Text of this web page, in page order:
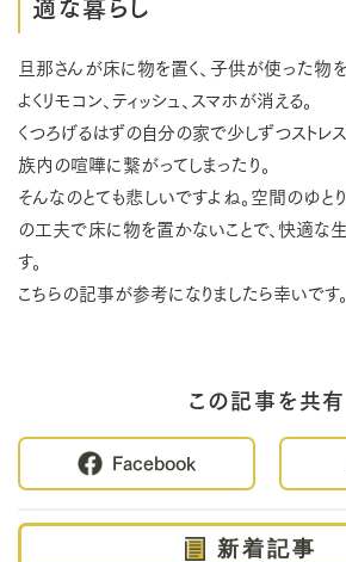
旦那さんが床に物を置く、子供が使った物
よくリモコン、ティッシュ、スマホが消える。
くつろげるはずの自分の家で少しずつストレ
族内の喧嘩に繋がってしまったり。
そんなのとても悲しいですよね。空間のゆと
の工夫で床に物を置かないことで、快適な
す。
こちらの記事が参考になりましたら幸いです。
この記事を共有
Facebook
新着記事